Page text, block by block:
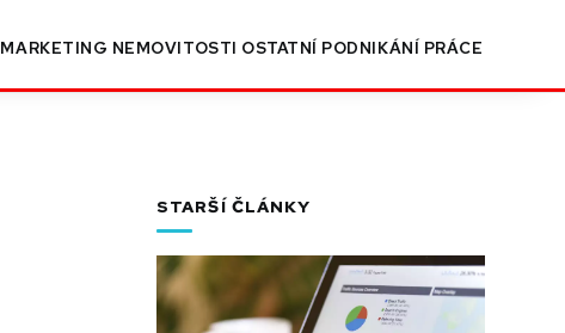
MARKETING NEMOVITOSTI OSTATNÍ PODNIKÁNÍ PRÁCE
STARŠÍ ČLÁNKY